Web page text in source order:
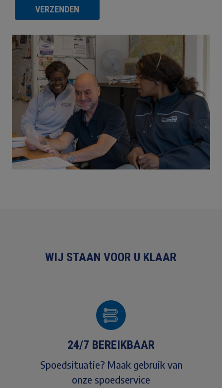
VERZENDEN
WIJ STAAN VOOR U KLAAR
24/7 BEREIKBAAR
Spoedsituatie? Maak gebruik van
onze spoedservice